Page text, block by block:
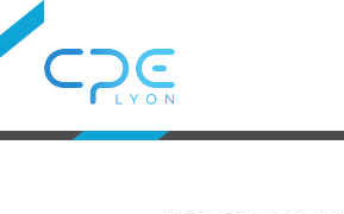
Cookies management panel